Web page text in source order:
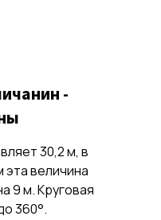
-
30,2 м, в
эта величина
9 м. Круговая
360°.